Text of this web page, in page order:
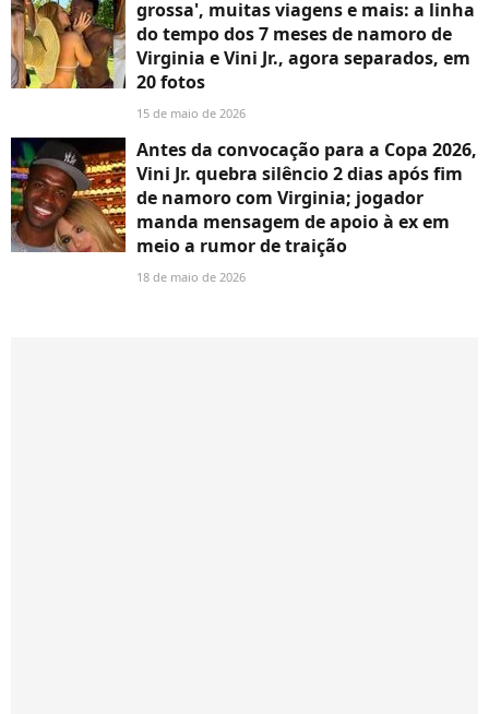
grossa', muitas viagens e mais: a linha
do tempo dos 7 meses de namoro de
Virginia e Vini Jr., agora separados, em
20 fotos
15 de maio de 2026
Antes da convocação para a Copa 2026,
Vini Jr. quebra silêncio 2 dias após fim
de namoro com Virginia; jogador
manda mensagem de apoio à ex em
meio a rumor de traição
18 de maio de 2026